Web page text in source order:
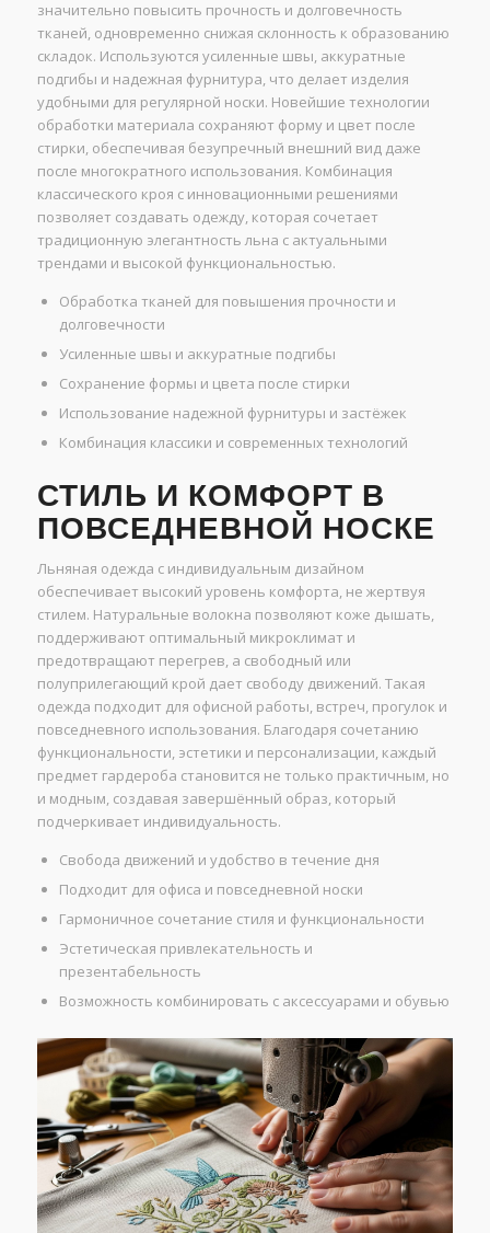
значительно повысить прочность и долговечность
тканей, одновременно снижая склонность к образованию
складок. Используются усиленные швы, аккуратные
подгибы и надежная фурнитура, что делает изделия
удобными для регулярной носки. Новейшие технологии
обработки материала сохраняют форму и цвет после
стирки, обеспечивая безупречный внешний вид даже
после многократного использования. Комбинация
классического кроя с инновационными решениями
позволяет создавать одежду, которая сочетает
традиционную элегантность льна с актуальными
трендами и высокой функциональностью.
Обработка тканей для повышения прочности и
долговечности
Усиленные швы и аккуратные подгибы
Сохранение формы и цвета после стирки
Использование надежной фурнитуры и застёжек
Комбинация классики и современных технологий
СТИЛЬ И КОМФОРТ В
ПОВСЕДНЕВНОЙ НОСКЕ
Льняная одежда с индивидуальным дизайном
обеспечивает высокий уровень комфорта, не жертвуя
стилем. Натуральные волокна позволяют коже дышать,
поддерживают оптимальный микроклимат и
предотвращают перегрев, а свободный или
полуприлегающий крой дает свободу движений. Такая
одежда подходит для офисной работы, встреч, прогулок и
повседневного использования. Благодаря сочетанию
функциональности, эстетики и персонализации, каждый
предмет гардероба становится не только практичным, но
и модным, создавая завершённый образ, который
подчеркивает индивидуальность.
Свобода движений и удобство в течение дня
Подходит для офиса и повседневной носки
Гармоничное сочетание стиля и функциональности
Эстетическая привлекательность и
презентабельность
Возможность комбинировать с аксессуарами и обувью